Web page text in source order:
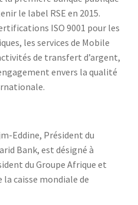
le label RSE en 2015.
ISO 9001 pour les
les services de Mobile
de transfert d’argent,
envers la qualité
Eddine, Président du
Bank, est désigné à
du Groupe Afrique et
caisse mondiale de